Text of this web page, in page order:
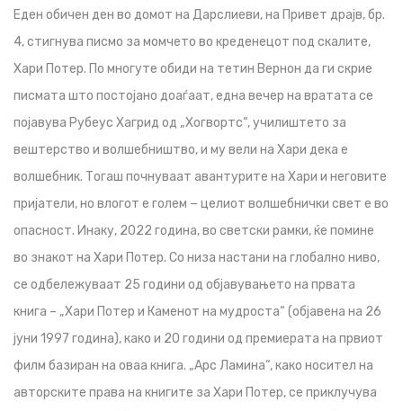
Еден обичен ден во домот на Дарслиеви, на Привет драјв, бр.
4, стигнува писмо за момчето во креденецот под скалите,
Хари Потер. По многуте обиди на тетин Вернон да ги скрие
писмата што постојано доаѓаат, една вечер на вратата се
појавува Рубеус Хагрид од „Хогвортс“, училиштето за
вештерство и волшебништво, и му вели на Хари дека е
волшебник. Тогаш почнуваат авантурите на Хари и неговите
пријатели, но влогот е голем − целиот волшебнички свет е во
опасност. Инаку, 2022 година, во светски рамки, ќе помине
во знакот на Хари Потер. Со низа настани на глобално ниво,
се одбележуваат 25 години од објавувањето на првата
книга – „Хари Потер и Каменот на мудроста“ (објавена на 26
јуни 1997 година), како и 20 години од премиерата на првиот
филм базиран на оваа книга. „Арс Ламина“, како носител на
авторските права на книгите за Хари Потер, се приклучува